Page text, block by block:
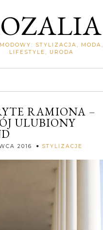
STYLIZACJA, MODA,
LIFESTYLE, URODA
RAMIONA –
ULUBIONY
2016 STYLIZACJE